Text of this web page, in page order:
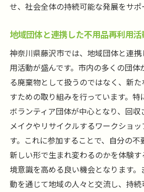
せ、社会全体の持続可能な発展をサポ
地域団体と連携した不用品再利用活
神奈川県藤沢市では、地域団体と連
用活動が盛んです。市内の多くの団体
る廃棄物として扱うのではなく、新
すための取り組みを行っています。特
ボランティア団体が中心となり、回収
メイクやリサイクルするワークショ
す。これに参加することで、自分の不
新しい形で生まれ変わるのかを体験
境意識を高める良い機会となります
動を通じて地域の人々と交流し、持